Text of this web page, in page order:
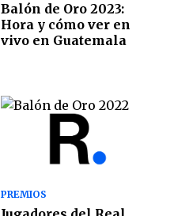
Balón de Oro 2023:
Hora y cómo ver en
vivo en Guatemala
PREMIOS